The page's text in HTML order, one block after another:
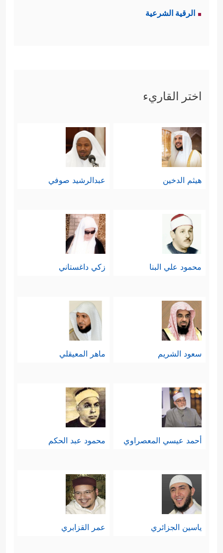
الرقية الشرعية
اختر القاريء
هيثم الدخين عبدالرشيد صوفي
محمود علي البنا زكي داغستاني
سعود الشريم ماهر المعيقلي
أحمد عيسي المعصراوي محمود عبد الحكم
ياسين الجزائري عمر القزابري